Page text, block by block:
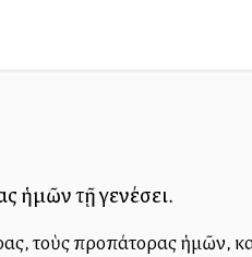
ἡμῶν τῇ γενέσει.
προπάτορας ἡμῶν,